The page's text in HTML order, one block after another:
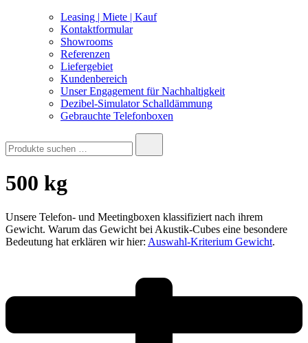
Leasing | Miete | Kauf
Kontaktformular
Showrooms
Referenzen
Liefergebiet
Kundenbereich
Unser Engagement für Nachhaltigkeit
Dezibel-Simulator Schalldämmung
Gebrauchte Telefonboxen
nach:
500 kg
Unsere Telefon- und Meetingboxen klassifiziert nach ihrem
Gewicht. Warum das Gewicht bei Akustik-Cubes eine besondere
Bedeutung hat erklären wir hier: Auswahl-Kriterium Gewicht.